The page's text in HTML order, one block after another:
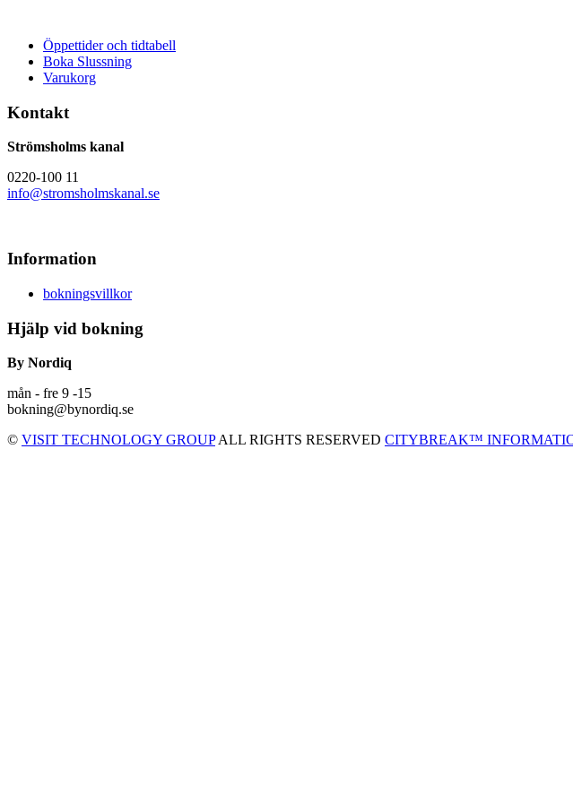
Öppettider och tidtabell
Boka Slussning
Varukorg
Kontakt
Strömsholms kanal
0220-100 11
info@stromsholmskanal.se
Information
bokningsvillkor
Hjälp vid bokning
By Nordiq
mån - fre 9 -15
bokning@bynordiq.se
© VISIT TECHNOLOGY GROUPALL RIGHTS RESERVED CITYBREAK™